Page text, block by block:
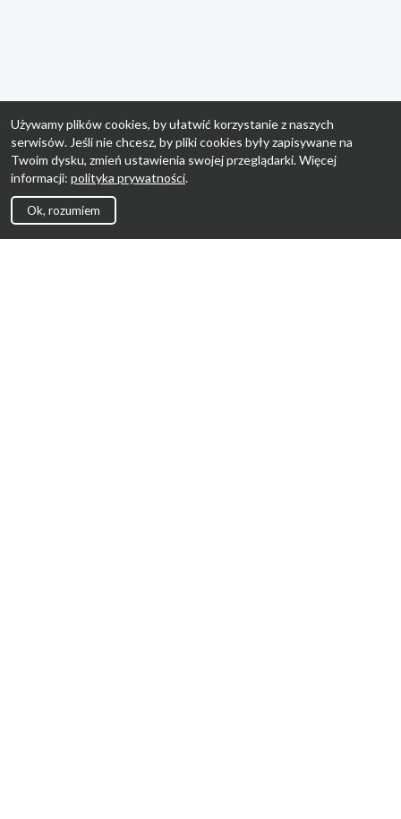
Używamy plików cookies, by ułatwić korzystanie z naszych
serwisów. Jeśli nie chcesz, by pliki cookies były zapisywane na
Twoim dysku, zmień ustawienia swojej przeglądarki. Więcej
informacji: polityka prywatności.
Ok, rozumiem